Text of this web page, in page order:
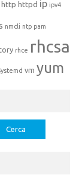
http httpd ip ipv4
nmcli ntp pam
rhce rhcsa
vm yum